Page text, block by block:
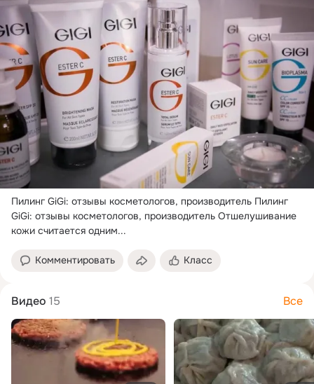
Пилинг GiGi: отзывы косметологов, производитель Пилинг
GiGi: отзывы косметологов, производитель Отшелушивание
кожи считается одним...
Комментировать Класс
Видео 15 Все